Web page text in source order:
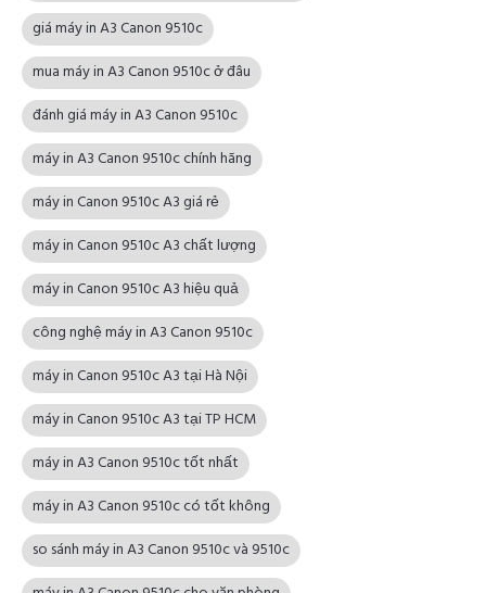
giá máy in A3 Canon 9510c
mua máy in A3 Canon 9510c ở đâu
đánh giá máy in A3 Canon 9510c
máy in A3 Canon 9510c chính hãng
máy in Canon 9510c A3 giá rẻ
máy in Canon 9510c A3 chất lượng
máy in Canon 9510c A3 hiệu quả
công nghệ máy in A3 Canon 9510c
máy in Canon 9510c A3 tại Hà Nội
máy in Canon 9510c A3 tại TP HCM
máy in A3 Canon 9510c tốt nhất
máy in A3 Canon 9510c có tốt không
so sánh máy in A3 Canon 9510c và 9510c